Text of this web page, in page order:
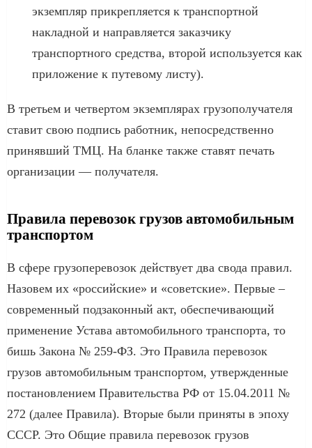
экземпляр прикрепляется к транспортной
накладной и направляется заказчику
транспортного средства, второй используется как
приложение к путевому листу).
В третьем и четвертом экземплярах грузополучателя
ставит свою подпись работник, непосредственно
принявший ТМЦ. На бланке также ставят печать
организации — получателя.
Правила перевозок грузов автомобильным
транспортом
В сфере грузоперевозок действует два свода правил.
Назовем их «российские» и «советские». Первые –
современный подзаконный акт, обеспечивающий
применение Устава автомобильного транспорта, то
бишь Закона № 259-ФЗ. Это Правила перевозок
грузов автомобильным транспортом, утвержденные
постановлением Правительства РФ от 15.04.2011 №
272 (далее Правила). Вторые были приняты в эпоху
СССР. Это Общие правила перевозок грузов